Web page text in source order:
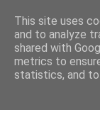
This site uses
and to analyze
shared with
metrics to
statistics, and